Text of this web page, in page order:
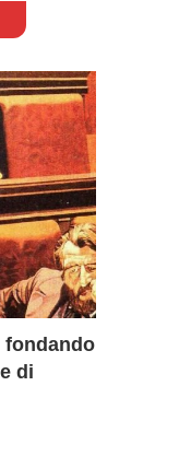
ISRAELIANE
fondando
di